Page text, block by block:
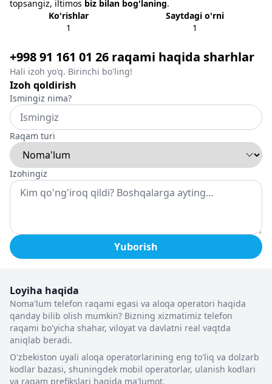
topsangiz, iltimos biz bilan bog'laning.
Ko'rishlar
1
Saytdagi o'rni
1
+998 91 161 01 26 raqami haqida sharhlar
Hali izoh yo'q. Birinchi bo'ling!
Izoh qoldirish
Ismingiz nima?
Raqam turi
Izohingiz
Yuborish
Loyiha haqida
Noma'lum telefon raqami egasi va aloqa operatori haqida
qanday bilib olish mumkin? Bizning xizmatimiz telefon
raqami bo'yicha shahar, viloyat va davlatni real vaqtda
aniqlab beradi.
O'zbekiston uyali aloqa operatorlarining eng to'liq va dolzarb
kodlar bazasi, shuningdek mobil operatorlar, ulanish kodlari
va raqam prefikslari haqida ma'lumot.